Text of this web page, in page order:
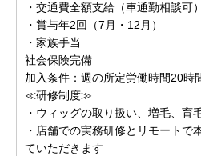
・交通費全額支給（車通勤相談可）
・賞与年2回（7月・12月）
・家族手当
社会保険完備
加入条件：週の所定労働時間20時
≪研修制度≫
・ウィッグの取り扱い、増毛、育
・店舗での実務研修とリモートで
ていただきます